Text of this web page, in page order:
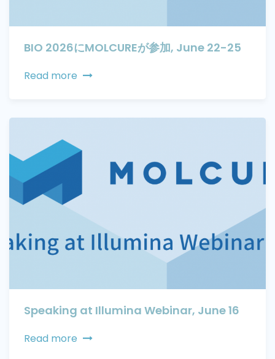
BIO 2026にMOLCUREが参加, June 22-25
Read more
Speaking at Illumina Webinar, June 16
Read more